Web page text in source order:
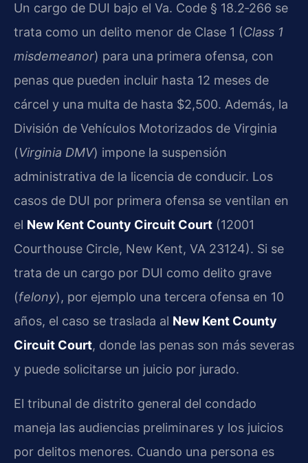
Un cargo de DUI bajo el Va. Code § 18.2‑266 se
trata como un delito menor de Clase 1 (Class 1
misdemeanor) para una primera ofensa, con
penas que pueden incluir hasta 12 meses de
cárcel y una multa de hasta $2,500. Además, la
División de Vehículos Motorizados de Virginia
(Virginia DMV) impone la suspensión
administrativa de la licencia de conducir. Los
casos de DUI por primera ofensa se ventilan en
el New Kent County Circuit Court (12001
Courthouse Circle, New Kent, VA 23124). Si se
trata de un cargo por DUI como delito grave
(felony), por ejemplo una tercera ofensa en 10
años, el caso se traslada al New Kent County
Circuit Court, donde las penas son más severas
y puede solicitarse un juicio por jurado.
El tribunal de distrito general del condado
maneja las audiencias preliminares y los juicios
por delitos menores. Cuando una persona es